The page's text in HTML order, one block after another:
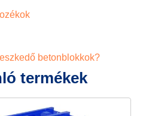
betonblokkok?
termékek